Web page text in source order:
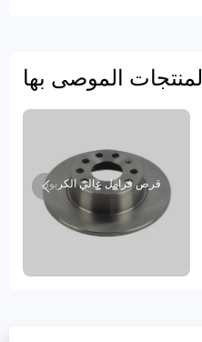
المنتجات الموصى بها
قرص فرامل عالي الكربون